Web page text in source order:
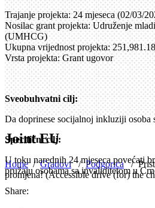
Joint EU
Home/Gradovi /Podgorica /
promjena! (Accessible drive (for) the
Trajanje projekta: 24 mjeseca (02/03/
Nosilac grant projekta: Udruženje
(UMHCG)
Ukupna vrijednost projekta:
Vrsta projekta: Grant ugovor
Sveobuhvatni cilj:
Da doprinese socijalnoj inkluziji osoba
Specifični cilj:
U toku narednih 24 mjeseca povećati
pružaju osobama sa invaliditetom u
Share: